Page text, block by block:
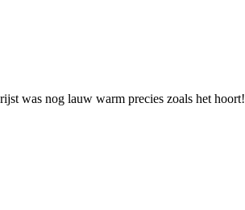
was nog lauw warm precies zoals het hoort!